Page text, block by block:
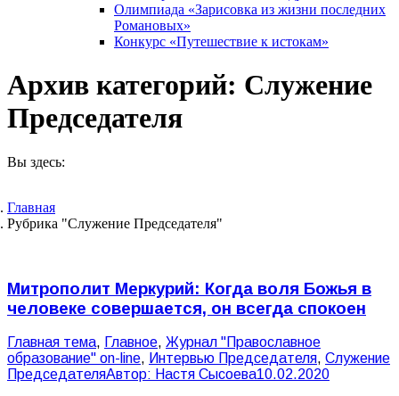
Олимпиада «Зарисовка из жизни последних
Романовых»
Конкурс «Путешествие к истокам»
Архив категорий: Служение
Председателя
Вы здесь:
Главная
Рубрика "Служение Председателя"
Митрополит Меркурий: Когда воля Божья в
человеке совершается, он всегда спокоен
Главная тема, Главное, Журнал "Православное
образование" on-line, Интервью Председателя, Служение
ПредседателяАвтор: Настя Сысоева10.02.2020